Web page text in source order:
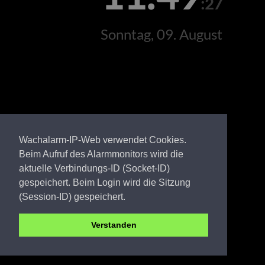
Wachalarm-IP-Web verwendet Cookies.
Beim Aufruf des Alarmmonitors wird die
aktuelle Verbindungs-ID (Socket-ID)
gespeichert. Beim Login wird die Sitzung
(Session-ID) gespeichert.
Verstanden
Sonntag, 09. August
EE FW Werenzhain